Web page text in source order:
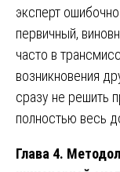
эксперт
первичный,
часто в
возникновения
сразу не решить
полностью весь
Глава 4.